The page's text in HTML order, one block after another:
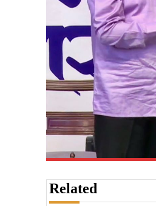
Related